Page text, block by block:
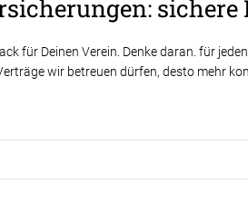
sichere
für Deinen Verein. Denke daran. für
wir betreuen dürfen, desto mehr